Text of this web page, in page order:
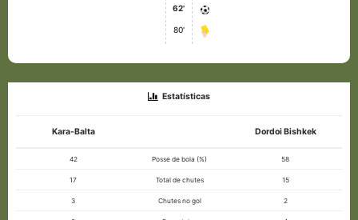
62'
80'
Estatísticas
Kara-Balta Dordoi Bishkek
42 Posse de bola (%) 58
17 Total de chutes 15
3 Chutes no gol 2